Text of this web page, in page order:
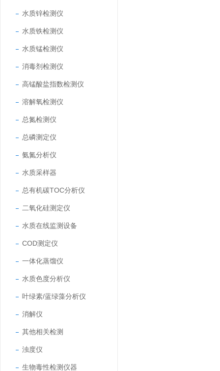
水质锌检测仪
水质铁检测仪
水质锰检测仪
消毒剂检测仪
高锰酸盐指数检测仪
溶解氧检测仪
总氮检测仪
总磷测定仪
氨氮分析仪
水质采样器
总有机碳TOC分析仪
二氧化硅测定仪
水质在线监测设备
COD测定仪
一体化蒸馏仪
水质色度分析仪
叶绿素/蓝绿藻分析仪
消解仪
其他相关检测
浊度仪
生物毒性检测仪器